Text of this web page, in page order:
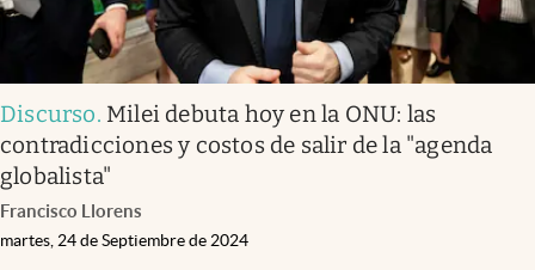
Discurso. Milei debuta hoy en la ONU: las
contradicciones y costos de salir de la "agenda
globalista"
Francisco Llorens
martes, 24 de Septiembre de 2024